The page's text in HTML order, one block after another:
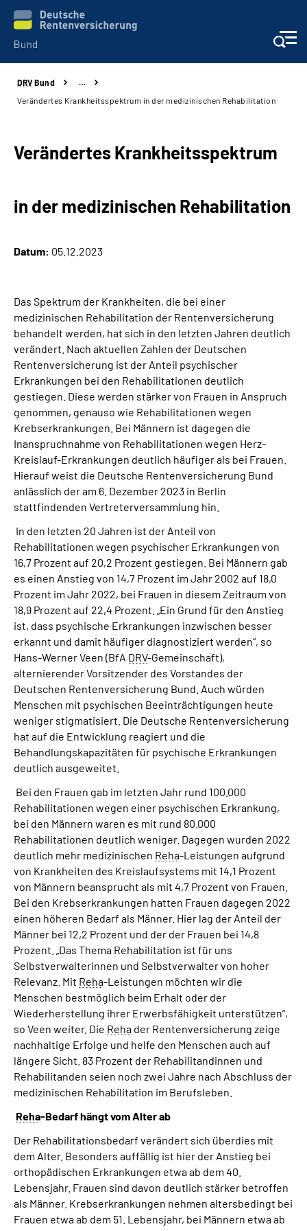
Beratung & Kontakt
Karriere
Inhalte in Gebärdensprache (DGS)
Leichte Sprache
Suche
Mein Kundenportal
DRV Bund
…
Verändertes Krankheitsspektrum in der medizinischen Rehabilitation
Verändertes Krankheitsspektrum
in der medizinischen Rehabilitation
Datum: 05.12.2023
Das Spektrum der Krankheiten, die bei einer
medizinischen Rehabilitation der Rentenversicherung
behandelt werden, hat sich in den letzten Jahren deutlich
verändert. Nach aktuellen Zahlen der Deutschen
Rentenversicherung ist der Anteil psychischer
Erkrankungen bei den Rehabilitationen deutlich
gestiegen. Diese werden stärker von Frauen in Anspruch
genommen, genauso wie Rehabilitationen wegen
Krebserkrankungen. Bei Männern ist dagegen die
Inanspruchnahme von Rehabilitationen wegen Herz-
Kreislauf-Erkrankungen deutlich häufiger als bei Frauen.
Hierauf weist die Deutsche Rentenversicherung Bund
anlässlich der am 6. Dezember 2023 in Berlin
stattfindenden Vertreterversammlung hin.
In den letzten 20 Jahren ist der Anteil von
Rehabilitationen wegen psychischer Erkrankungen von
16,7 Prozent auf 20,2 Prozent gestiegen. Bei Männern gab
es einen Anstieg von 14,7 Prozent im Jahr 2002 auf 18,0
Prozent im Jahr 2022, bei Frauen in diesem Zeitraum von
18,9 Prozent auf 22,4 Prozent. „Ein Grund für den Anstieg
ist, dass psychische Erkrankungen inzwischen besser
erkannt und damit häufiger diagnostiziert werden“, so
Hans-Werner Veen (BfA DRV-Gemeinschaft),
alternierender Vorsitzender des Vorstandes der
Deutschen Rentenversicherung Bund. Auch würden
Menschen mit psychischen Beeinträchtigungen heute
weniger stigmatisiert. Die Deutsche Rentenversicherung
hat auf die Entwicklung reagiert und die
Behandlungskapazitäten für psychische Erkrankungen
deutlich ausgeweitet.
Bei den Frauen gab im letzten Jahr rund 100.000
Rehabilitationen wegen einer psychischen Erkrankung,
bei den Männern waren es mit rund 80.000
Rehabilitationen deutlich weniger. Dagegen wurden 2022
deutlich mehr medizinischen Reha-Leistungen aufgrund
von Krankheiten des Kreislaufsystems mit 14,1 Prozent
von Männern beansprucht als mit 4,7 Prozent von Frauen.
Bei den Krebserkrankungen hatten Frauen dagegen 2022
einen höheren Bedarf als Männer. Hier lag der Anteil der
Männer bei 12,2 Prozent und der der Frauen bei 14,8
Prozent. „Das Thema Rehabilitation ist für uns
Selbstverwalterinnen und Selbstverwalter von hoher
Relevanz. Mit Reha-Leistungen möchten wir die
Menschen bestmöglich beim Erhalt oder der
Wiederherstellung ihrer Erwerbsfähigkeit unterstützen“,
so Veen weiter. Die Reha der Rentenversicherung zeige
nachhaltige Erfolge und helfe den Menschen auch auf
längere Sicht. 83 Prozent der Rehabilitandinnen und
Rehabilitanden seien noch zwei Jahre nach Abschluss der
medizinischen Rehabilitation im Berufsleben.
Reha-Bedarf hängt vom Alter ab
Der Rehabilitationsbedarf verändert sich überdies mit
dem Alter. Besonders auffällig ist hier der Anstieg bei
orthopädischen Erkrankungen etwa ab dem 40.
Lebensjahr. Frauen sind davon deutlich stärker betroffen
als Männer. Krebserkrankungen nehmen altersbedingt bei
Frauen etwa ab dem 51. Lebensjahr, bei Männern etwa ab